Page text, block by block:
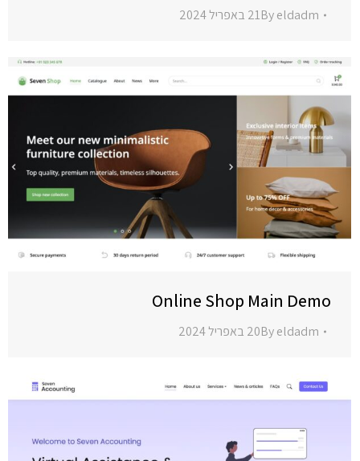
Byeldadm 21 באפריל 2024
Online Shop Main Demo
Byeldadm 20 באפריל 2024